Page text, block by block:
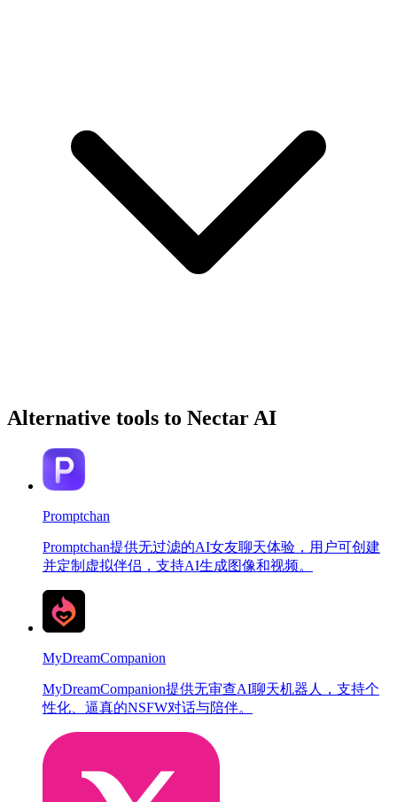
Alternative tools to Nectar AI
Promptchan
Promptchan提供无过滤的AI女友聊天体验，用户可创建
并定制虚拟伴侣，支持AI生成图像和视频。
MyDreamCompanion
MyDreamCompanion提供无审查AI聊天机器人，支持个
性化、逼真的NSFW对话与陪伴。